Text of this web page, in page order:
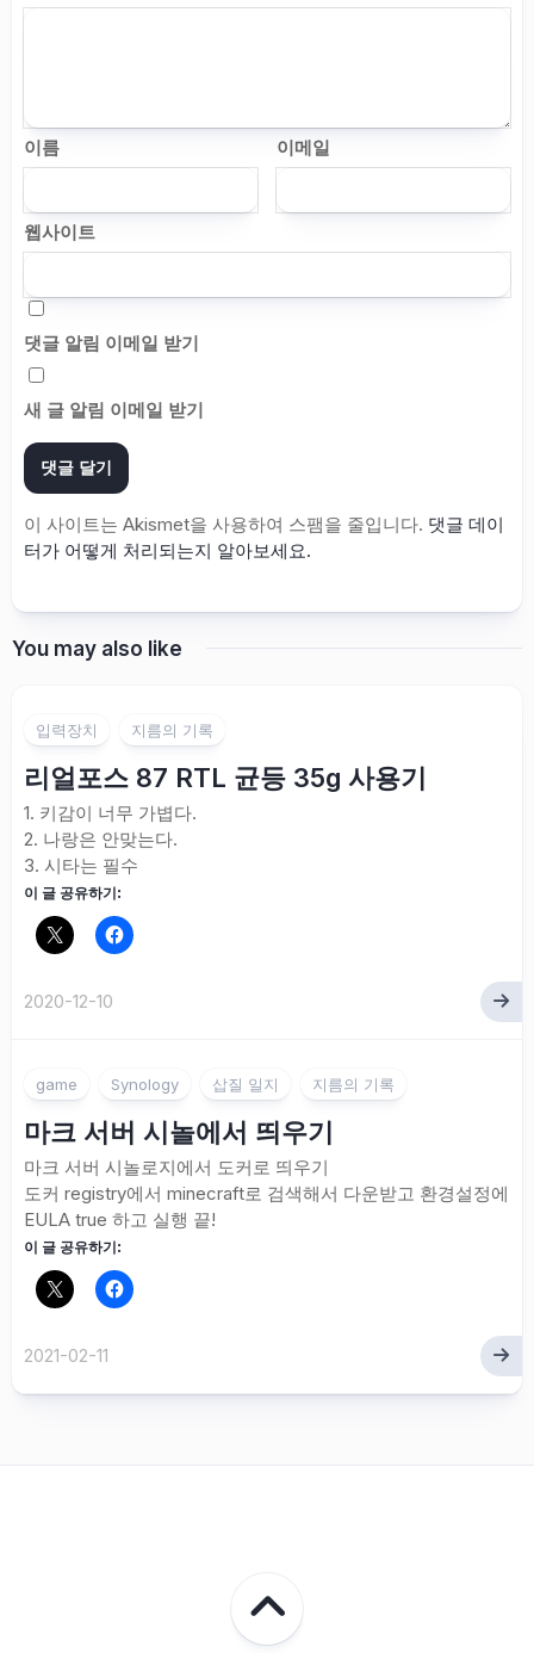
이름 이메일
웹사이트
댓글 알림 이메일 받기
새 글 알림 이메일 받기
이 사이트는 Akismet을 사용하여 스팸을 줄입니다. 댓글 데이
터가 어떻게 처리되는지 알아보세요.
You may also like
입력장치 지름의 기록
리얼포스 87 RTL 균등 35g 사용기
1. 키감이 너무 가볍다.
2. 나랑은 안맞는다.
3. 시타는 필수
이 글 공유하기:
2020-12-10
game Synology 삽질 일지 지름의 기록
마크 서버 시놀에서 띄우기
마크 서버 시놀로지에서 도커로 띄우기
도커 registry에서 minecraft로 검색해서 다운받고 환경설정에
EULA true 하고 실행 끝!
이 글 공유하기:
2021-02-11